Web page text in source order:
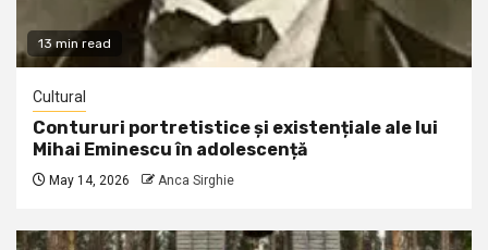
13 min read
Cultural
Contururi portretistice și existențiale ale lui
Mihai Eminescu în adolescență
May 14, 2026 Anca Sirghie